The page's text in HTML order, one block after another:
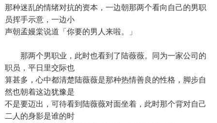
那种迷乱的情绪对抗的资本，一边朝那两个看向自己的男职
员挥手示意，一边小
声朝孟嫚棠说道「你要的男人来啦。」
那两个男职业，此时也看到了陆薇薇。同为一家公司的
职员，平日里交际也
算甚多，心中都清楚陆薇薇是那种热情善良的性格，脚步自
然也朝着这边犹豫是
不是要迈出，可待看到陆薇薇对面坐着，此时那个背对自己
二人的身影是谁的时